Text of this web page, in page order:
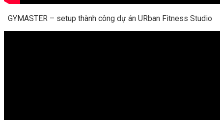
GYMASTER – setup thành công dự án URban Fitness Studio